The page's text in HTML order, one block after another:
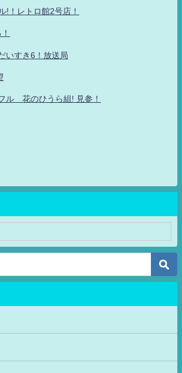
!！レトロ館2号店！
いすき6！放送局
ル 花のひうら組! 見参！